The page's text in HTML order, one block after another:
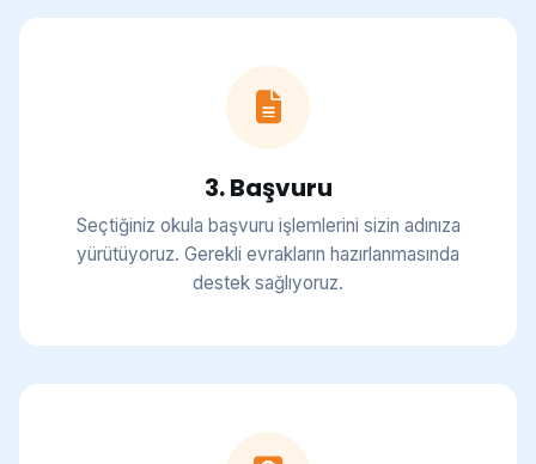
3. Başvuru
Seçtiğiniz okula başvuru işlemlerini sizin adınıza
yürütüyoruz. Gerekli evrakların hazırlanmasında
destek sağlıyoruz.